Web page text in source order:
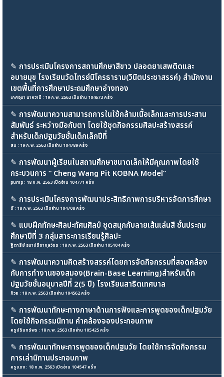
✎ การประเมินโครงการสถานศึกษาสีขาว ปลอดยาเสพติดและ
อบายมุข โรงเรียนวัดไทรย์นิโครธาราม(วินิตประชาสรรค์) สำนักงาน
เขตพื้นที่การศึกษาประถมศึกษาอ่างทอง
เกศอุมา นาควารี : 19 ก.พ. 2563 เปิดอ่าน 104673 ครั้ง
✎ การพัฒนาความสามารถการในใช้กล้ามเนื้อเล็กและการประสาน
สัมพันธ์ ระหว่างมือกับตา โดยใช้ชุดกิจกรรมศิลปะสร้างสรรค์
สำหรับเด็กปฐมวัยชั้นเด็กเล็กปีที่
สม : 19 ก.พ. 2563 เปิดอ่าน 104789 ครั้ง
✎ การพัฒนาผู้เรียนในสถานศึกษาขนาดเล็กให้มีคุณภาพโดยใช้
กระบวนการ “ Cheng Wang Pit KOBNA Model”
pump : 18 ก.พ. 2563 เปิดอ่าน 104771 ครั้ง
✎ การประเมินโครงการพัฒนาประสิทธิภาพการบริหารจัดการศึกษา
ดี : 18 ก.พ. 2563 เปิดอ่าน 104708 ครั้ง
✎ แบบฝึกทักษะศิลปะทัศนศิลป์ ชุดสนุกกับลายเส้นเล่นสี ชั้นประถม
ศึกษาปีที่ 3 กลุ่มสาระการเรียนรู้ศิลปะ
ฐิตารีย์ ธนาปรีชากุลวัชร : 18 ก.พ. 2563 เปิดอ่าน 105104 ครั้ง
✎ การพัฒนาความคิดสร้างสรรค์โดยการจัดกิจกรรมที่สอดคล้อง
กับการทำงานของสมอง(Brain-Base Learning)สำหรับเด็ก
ปฐมวัยชั้นอนุบาลปีที่ 2(5 ปี) โรงเรียนสาธิตเทศบาล
ก๊วย : 18 ก.พ. 2563 เปิดอ่าน 104562 ครั้ง
✎ การพัฒนาทักษะทางภาษาด้านการฟังและการพูดของเด็กปฐมวัย
โดยใช้กิจกรรมนิทาน คำคล้องจองประกอบภาพ
ครูปรินทร์พร : 18 ก.พ. 2563 เปิดอ่าน 105425 ครั้ง
✎ การพัฒนาทักษะการพูดของเด็กปฐมวัย โดยใช้การจัดกิจกรรม
การเล่านิทานประกอบภาพ
ครูแดง : 18 ก.พ. 2563 เปิดอ่าน 104547 ครั้ง